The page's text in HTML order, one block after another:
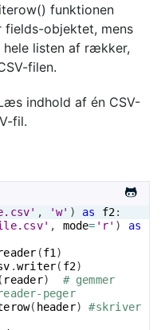
funktionen
objektet, mens
listen af rækker,
filen.
indhold af én CSV-
fil.
, 'w' ) as f2:
, mode= 'r' )
as
(f1 )
.writer( f2)
( reader)
# gemmer
peger
( header)
#skriver